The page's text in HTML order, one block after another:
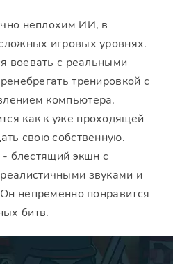
неплохим ИИ, в
игровых уровнях.
воевать с реальными
тренировкой с
компьютера.
как к уже проходящей
свою собственную.
- блестящий экшн с
звуками и
непременно понравится
битв.